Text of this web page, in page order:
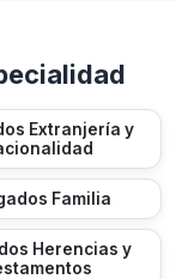
Extranjería y
Familia
Herencias y